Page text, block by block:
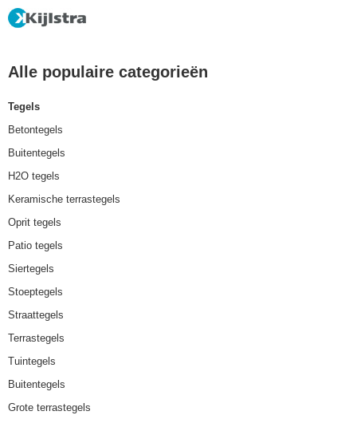
Alle populaire categorieën
Tegels
Betontegels
Buitentegels
H2O tegels
Keramische terrastegels
Oprit tegels
Patio tegels
Siertegels
Stoeptegels
Straattegels
Terrastegels
Tuintegels
Buitentegels
Grote terrastegels